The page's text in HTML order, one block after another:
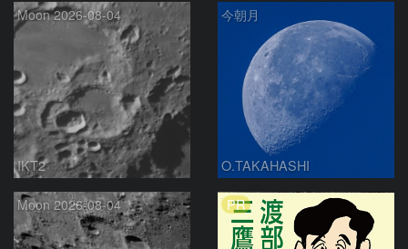
Moon 2026-08-04
IKT2
今朝月
O.TAKAHASHI
Moon 2026-08-04 PR